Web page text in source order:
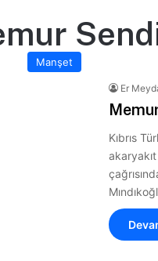
Manşet
Er
Kıbrıs